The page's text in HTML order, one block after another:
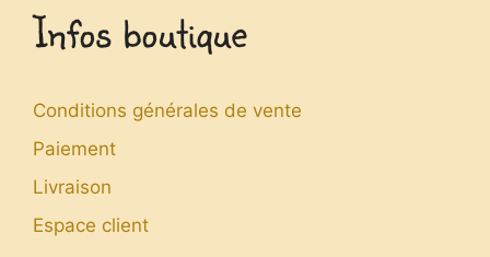
Infos boutique
Conditions générales de vente
Paiement
Livraison
Espace client